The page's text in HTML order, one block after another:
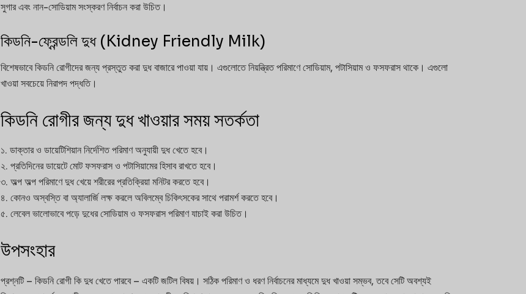
সুগার এবং নান-সোডিয়াম সংস্করণ নির্বাচন করা উচিত।
কিডনি-ফ্রেন্ডলি দুধ (Kidney Friendly Milk)
বিশেষভাবে কিডনি রোগীদের জন্য প্রস্তুত করা দুধ বাজারে পাওয়া যায়। এগুলোতে নিয়ন্ত্রিত পরিমাণে সোডিয়াম, পটাসিয়াম ও ফসফরাস থাকে। এগুলো
খাওয়া সবচেয়ে নিরাপদ পদ্ধতি।
কিডনি রোগীর জন্য দুধ খাওয়ার সময় সতর্কতা
১. ডাক্তার ও ডায়েটিশিয়ান নির্দেশিত পরিমাণ অনুযায়ী দুধ খেতে হবে।
২. প্রতিদিনের ডায়েটে মোট ফসফরাস ও পটাসিয়ামের হিসাব রাখতে হবে।
৩. অল্প অল্প পরিমাণে দুধ খেয়ে শরীরের প্রতিক্রিয়া মনিটর করতে হবে।
৪. কোনও অস্বস্তি বা অ্যালার্জি লক্ষ করলে অবিলম্বে চিকিৎসকের সাথে পরামর্শ করতে হবে।
৫. লেবেল ভালোভাবে পড়ে দুধের সোডিয়াম ও ফসফরাস পরিমাণ যাচাই করা উচিত।
উপসংহার
প্রশ্নটি – কিডনি রোগী কি দুধ খেতে পারবে – একটি জটিল বিষয়। সঠিক পরিমাণ ও ধরণ নির্বাচনের মাধ্যমে দুধ খাওয়া সম্ভব, তবে সেটি অবশ্যই